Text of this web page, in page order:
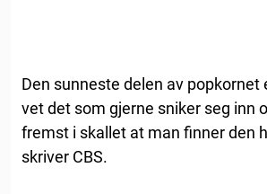
Den sunneste delen av
vet det som gjerne sniker seg inn
fremst i skallet at man finner den
skriver CBS.